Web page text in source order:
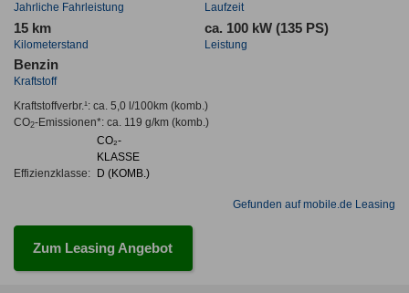
Jahrliche Fahrleistung Laufzeit
15 km
Kilometerstand
ca. 100 kW (135 PS)
Leistung
Benzin
Kraftstoff
Kraftstoffverbr.¹: ca. 5,0 l/100km(komb.)
CO2-Emissionen*: ca. 119 g/km(komb.)
Effizienzklasse:
CO₂-
KLASSE
D (KOMB.)
Gefunden auf mobile.de Leasing
Zum Leasing Angebot